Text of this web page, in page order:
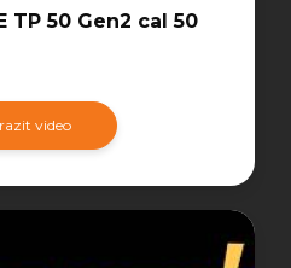
TP 50 Gen2 cal 50
video